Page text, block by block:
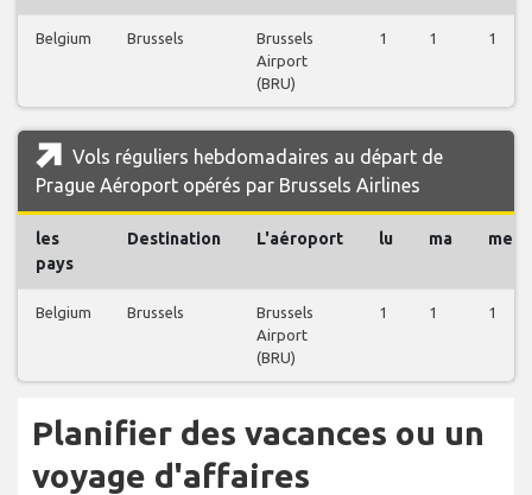
Belgium Brussels
Brussels
Airport
(BRU)
1 1 1
Vols réguliers hebdomadaires au départ de
Prague Aéroport opérés par Brussels Airlines
les
pays
Destination L'aéroport lu ma me
Belgium Brussels
Brussels
Airport
(BRU)
1 1 1
Planifier des vacances ou un
voyage d'affaires